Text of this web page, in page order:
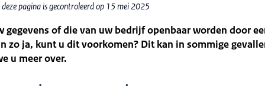
pagina is gecontroleerd op 15 mei 2025
gegevens of die van uw bedrijf openbaar worden door
zo ja, kunt u dit voorkomen? Dit kan in sommige
u meer over.